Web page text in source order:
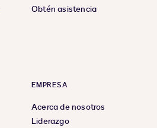
Obtén asistencia
EMPRESA
Acerca de nosotros
Liderazgo